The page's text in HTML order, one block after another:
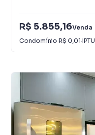
R$ 5.855,16Venda
Condomínio R$ 0,01·IPTU